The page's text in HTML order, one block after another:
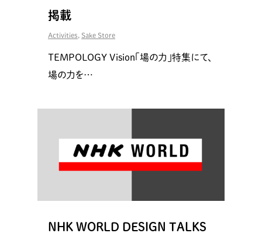
掲載
Activities Sake Store
TEMPOLOGY Vision「場の力」特集にて、
場の力を…
NHK WORLD DESIGN TALKS